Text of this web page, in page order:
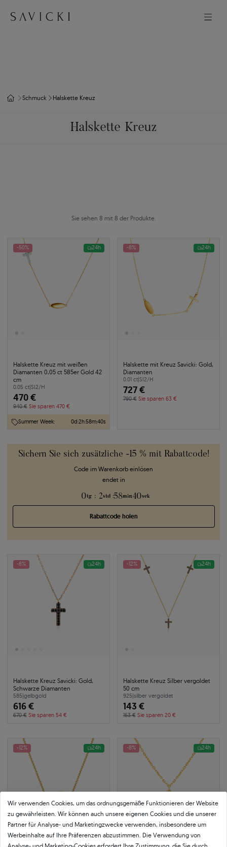
Schmuck Halskette Kreuz
Halskette Kreuz
Sie sehen 8 mit 8 der Produkte.
Sichern Sie sich zusätzliche -15 % mit Rabattcode!
Code im Warenkorb einlösen
endet in
0 tg : 2std :58min:39sek
Rabattcode holen
-50% 24h
Halskette Kreuz mit weißen
Diamanten 0,05 ct 585er Gold 42
cm
0.05 ct|SI2/H
470 €
940 € Sie sparen 470 €
Summer Week: 0d:2h:58m:39s
-8% 24h
Halskette mit Kreuz Savicki: Gold,
Diamanten
0.01 ct|SI2/H
727 €
790 € Sie sparen 63 €
-8% 24h
Halskette Kreuz Savicki: Gold,
Schwarze Diamanten
585|gelbgold
616 €
670 € Sie sparen 54 €
-12% 24h
Halskette Kreuz Silber vergoldet
50 cm
925|silber vergoldet
143 €
163 € Sie sparen 20 €
-12% 24h -8% 24h
Wir verwenden Cookies, um das ordnungsgemäße Funktionieren der Website
zu gewährleisten. Wir können auch unsere eigenen Cookies und die unserer
Partner für Analyse- und Marketingzwecke verwenden, insbesondere um
Werbeinhalte auf Ihre Präferenzen abzustimmen. Die Verwendung von